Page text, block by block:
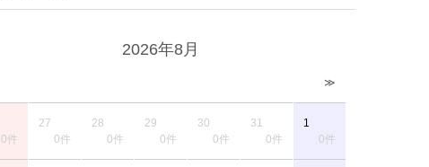
2026年8月
≫
0件
27
0件
28
0件
29
0件
30
0件
31
0件
1
0件